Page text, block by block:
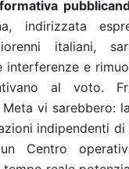
indirizzata
italiani,
interferenze e
al voto.
vi sarebbero:
indipendenti
Centro